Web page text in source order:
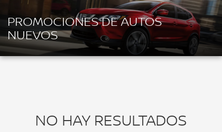
PROMOCIONES DE AUTOS
NUEVOS
NO HAY RESULTADOS